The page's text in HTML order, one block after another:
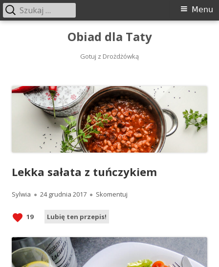
Obiad dla Taty
Gotuj z Drożdżówką
Menu
Menu
Szukaj:
Lekka sałata z tuńczykiem
Autor
Sylwia Opublikowano
24 grudnia 2017 Skomentuj
19 Lubię ten przepis!